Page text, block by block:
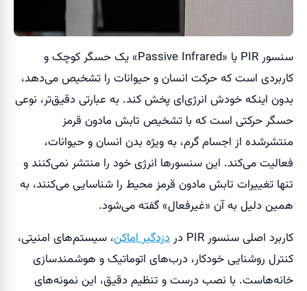
سنسور PIR یا «Passive Infrared» یک حسگر کوچک و
کاربردی است که حرکت انسان و حیوانات را تشخیص می‌دهد،
بدون اینکه خودش انرژی‌ای پخش کند. به عبارتی دقیق‌تر، نوعی
حسگر حرکتی است که با تشخیص تابش مادون قرمز
منتشرشده از اجسام گرم، به ویژه بدن انسان و حیوانات،
فعالیت می‌کند. این سنسورها انرژی خود را منتشر نمی‌کنند و
تنها تغییرات تابش مادون قرمز محیط را شناسایی می‌کنند، به
همین دلیل به آن «غیرفعال» گفته می‌شود.
کاربرد اصلی سنسور PIR در
دزدگیر اماکن، سیستم‌های امنیتی،
کنترل روشنایی خودکار، درب‌های اتوماتیک و هوشمندسازی
خانه‌هاست. با نصب درست و تنظیم دقیق، این نمونه‌های